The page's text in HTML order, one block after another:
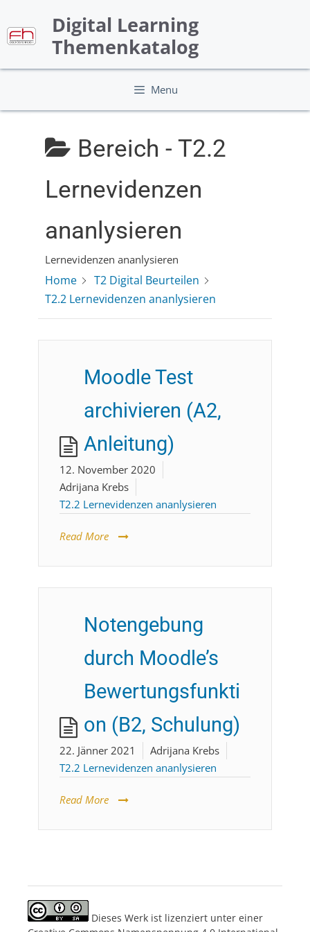
content
Digital Learning
Themenkatalog
Menu
Bereich - T2.2
Lernevidenzen
ananlysieren
Lernevidenzen ananlysieren
Home
T2 Digital Beurteilen
T2.2 Lernevidenzen ananlysieren
Moodle Test
archivieren (A2,
Anleitung)
12. November 2020
Adrijana Krebs
T2.2 Lernevidenzen ananlysieren
Read More
Notengebung
durch Moodle’s
Bewertungsfunkti
on (B2, Schulung)
22. Jänner 2021
Adrijana Krebs
T2.2 Lernevidenzen ananlysieren
Read More
Dieses Werk ist lizenziert unter einer